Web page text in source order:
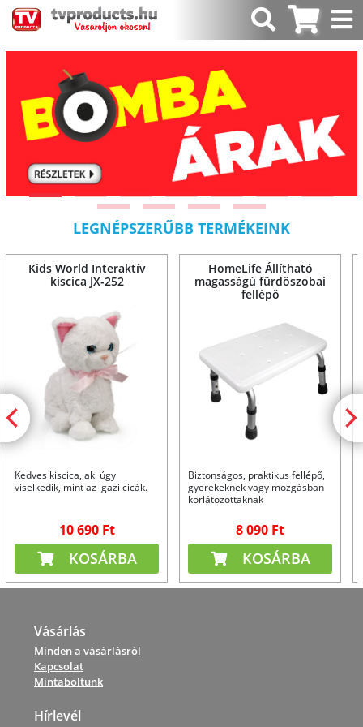
LEGNÉPSZERŰBB TERMÉKEINK
Kids World Interaktív
kiscica JX-252
Kedves kiscica, aki úgy
viselkedik, mint az igazi cicák.
10 690 Ft
KOSÁRBA
HomeLife Állítható
magasságú fürdőszobai
fellépő
Biztonságos, praktikus fellépő,
gyerekeknek vagy mozgásban
korlátozottaknak
8 090 Ft
KOSÁRBA
Vásárlás
Minden a vásárlásról
Kapcsolat
Mintaboltunk
Hírlevél